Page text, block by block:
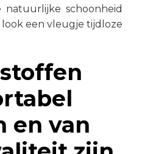
schoonheid
een vleugje tijdloze
en van